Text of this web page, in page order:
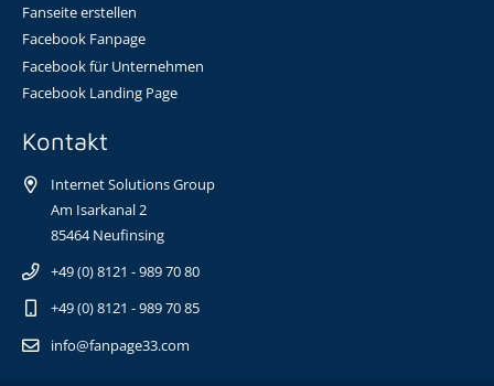
Fanseite erstellen
Facebook Fanpage
Facebook für Unternehmen
Facebook Landing Page
Kontakt
Internet Solutions Group
Am Isarkanal 2
85464 Neufinsing
+49 (0) 8121 - 989 70 80
+49 (0) 8121 - 989 70 85
info@fanpage33.com